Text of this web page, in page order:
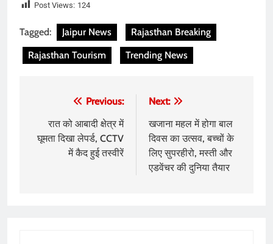
Post Views: 124
Tagged: Jaipur News
Rajasthan Breaking
Rajasthan Tourism
Trending News
navigation
Previous:
रात को आबादी क्षेत्र में
घूमता दिखा लेपर्ड, CCTV
में कैद हुई तस्वीरें
Next:
खजाना महल में होगा बाल
दिवस का उत्सव, बच्चों के
लिए सुपरहीरो, मस्ती और
एडवेंचर की दुनिया तैयार